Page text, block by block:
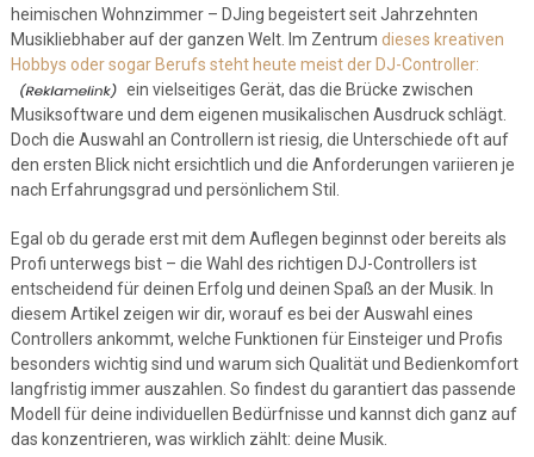
heimischen Wohnzimmer – DJing begeistert seit Jahrzehnten
Musikliebhaber auf der ganzen Welt. Im Zentrum dieses kreativen
Hobbys oder sogar Berufs steht heute meist der DJ-Controller:
ein vielseitiges Gerät, das die Brücke zwischen
Musiksoftware und dem eigenen musikalischen Ausdruck schlägt.
Doch die Auswahl an Controllern ist riesig, die Unterschiede oft auf
den ersten Blick nicht ersichtlich und die Anforderungen variieren je
nach Erfahrungsgrad und persönlichem Stil.
Egal ob du gerade erst mit dem Auflegen beginnst oder bereits als
Profi unterwegs bist – die Wahl des richtigen DJ-Controllers ist
entscheidend für deinen Erfolg und deinen Spaß an der Musik. In
diesem Artikel zeigen wir dir, worauf es bei der Auswahl eines
Controllers ankommt, welche Funktionen für Einsteiger und Profis
besonders wichtig sind und warum sich Qualität und Bedienkomfort
langfristig immer auszahlen. So findest du garantiert das passende
Modell für deine individuellen Bedürfnisse und kannst dich ganz auf
das konzentrieren, was wirklich zählt: deine Musik.